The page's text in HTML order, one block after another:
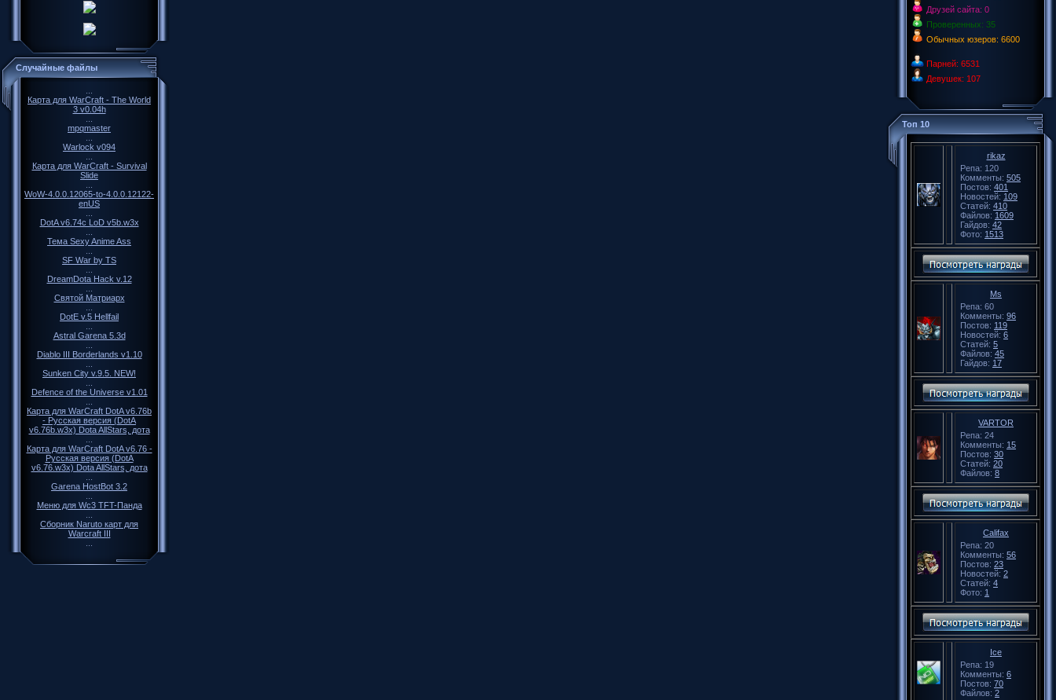
Случайные файлы
Карта для WarCraft - The World
3 v0.04h
mpqmaster
Warlock v094
Карта для WarCraft - Survival
Slide
WoW-4.0.0.12065-to-4.0.0.12122-
enUS
DotA v6.74c LoD v5b.w3x
Тема Sexy Anime Ass
SF War by TS
DreamDota Hack v.12
Святой Матриарх
DotE v.5 Hellfail
Astral Garena 5.3d
Diablo III Borderlands v1.10
Sunken City v.9.5. NEW!
Defence of the Universe v1.01
Карта для WarCraft DotA v6.76b
- Русская версия (DotA
v6.76b.w3x) Dota AllStars, дота
Карта для WarCraft DotA v6.76 -
Русская версия (DotA
v6.76.w3x) Dota AllStars, дота
Garena HostBot 3.2
Меню для Wc3 TFT-Панда
Сборник Naruto карт для
Warcraft III
Друзей сайта: 0
Проверенных: 35
Обычных юзеров: 6600
Парней: 6531
Девушек: 107
Топ 10
rikaz
Репа: 120
Комменты: 505
Постов: 401
Новостей: 109
Статей: 410
Файлов: 1609
Гайдов: 42
Фото: 1513
Ms
Репа: 60
Комменты: 96
Постов: 119
Новостей: 6
Статей: 5
Файлов: 45
Гайдов: 17
VARTOR
Репа: 24
Комменты: 15
Постов: 30
Статей: 20
Файлов: 8
Califax
Репа: 20
Комменты: 56
Постов: 23
Новостей: 2
Статей: 4
Фото: 1
Ice
Репа: 19
Комменты: 6
Постов: 70
Файлов: 2